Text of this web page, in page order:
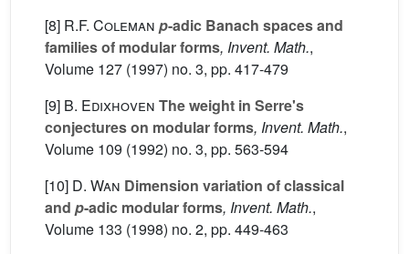
[8] R.F. Coleman p-adic Banach spaces and
families of modular forms, Invent. Math.,
Volume 127 (1997) no. 3, pp. 417-479
[9] B. Edixhoven The weight in Serre's
conjectures on modular forms, Invent. Math.,
Volume 109 (1992) no. 3, pp. 563-594
[10] D. Wan Dimension variation of classical
and p-adic modular forms, Invent. Math.,
Volume 133 (1998) no. 2, pp. 449-463